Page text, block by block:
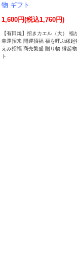
物 ギフト
1,600円(税込1,760円)
【有田焼】招きカエル（大） 福
幸運招来 開運招福 福を呼ぶ縁起
えみ招福 商売繁盛 贈り物 縁起
ト